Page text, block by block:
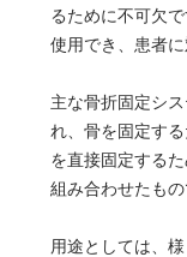
るために不可欠
使用でき、患者
主な骨折固定シ
れ、骨を固定す
を直接固定する
組み合わせたも
用途としては、